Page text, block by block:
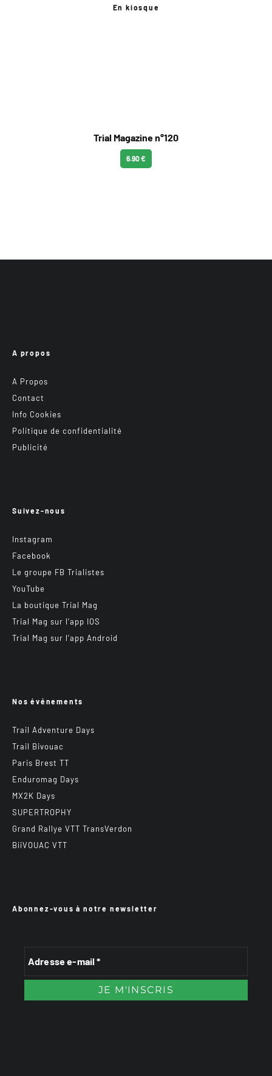
En kiosque
Trial Magazine n°120
6.90 €
A propos
A Propos
Contact
Info Cookies
Politique de confidentialité
Publicité
Suivez-nous
Instagram
Facebook
Le groupe FB Trialistes
YouTube
La boutique Trial Mag
Trial Mag sur l’app IOS
Trial Mag sur l’app Android
Nos événements
Trail Adventure Days
Trail Bivouac
Paris Brest TT
Enduromag Days
MX2K Days
SUPERTROPHY
Grand Rallye VTT TransVerdon
BiiVOUAC VTT
Abonnez-vous à notre newsletter